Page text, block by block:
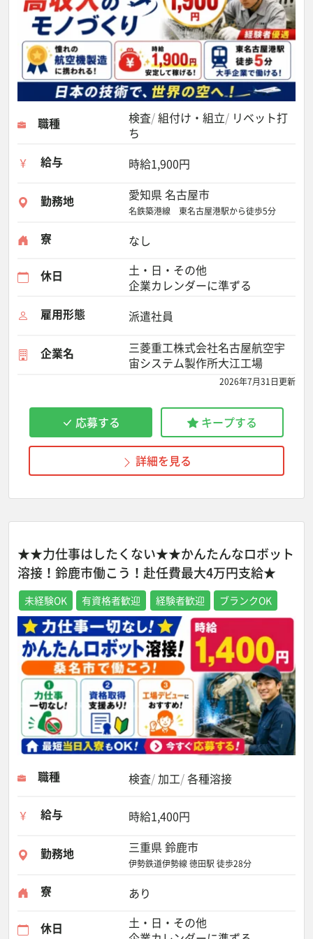
職種 検査 組付け・組立 リベット打
ち
給与
時給1,900円
勤務地 愛知県 名古屋市
名鉄築港線 東名古屋港駅から徒歩5分
寮 なし
休日
土・日・その他
企業カレンダーに準ずる
雇用形態
派遣社員
企業名
三菱重工株式会社名古屋航空宇
宙システム製作所大江工場
2026年7月31日更新
応募する キープする
詳細を見る
★★力仕事はしたくない★★かんたんなロボット
溶接！鈴鹿市働こう！赴任費最大4万円支給★
未経験OK 有資格者歓迎 経験者歓迎 ブランクOK
職種 検査 加工 各種溶接
給与 時給1,400円
勤務地 三重県 鈴鹿市
伊勢鉄道伊勢線 徳田駅 徒歩28分
寮 あり
休日
土・日・その他